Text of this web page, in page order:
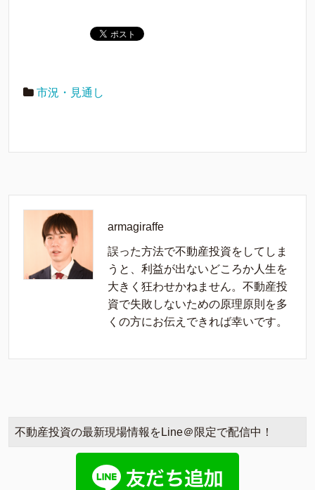
市況・見通し
armagiraffe
誤った方法で不動産投資をしてしま
うと、利益が出ないどころか人生を
大きく狂わせかねません。不動産投
資で失敗しないための原理原則を多
くの方にお伝えできれば幸いです。
不動産投資の最新現場情報をLine＠限定で配信中！